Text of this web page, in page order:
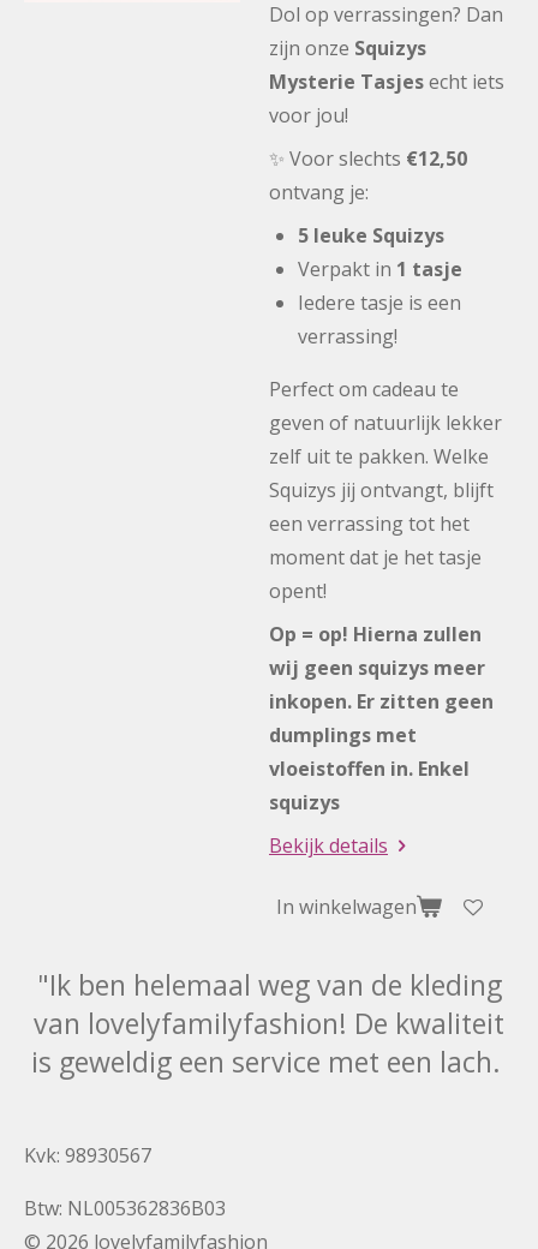
Dol op verrassingen? Dan
zijn onze Squizys
Mysterie Tasjesecht iets
voor jou!
✨ Voor slechts €12,50
ontvang je:
5 leuke Squizys
Verpakt in 1 tasje
Iedere tasje is een
verrassing!
Perfect om cadeau te
geven of natuurlijk lekker
zelf uit te pakken. Welke
Squizys jij ontvangt, blijft
een verrassing tot het
moment dat je het tasje
opent!
Op = op! Hierna zullen
wij geen squizys meer
inkopen. Er zitten geen
dumplings met
vloeistoffen in. Enkel
squizys
Bekijk details
In winkelwagen
"Ik ben helemaal weg van de kleding
van lovelyfamilyfashion! De kwaliteit
is geweldig een service met een lach.
Kvk: 98930567
Btw: NL005362836B03
© 2026 lovelyfamilyfashion